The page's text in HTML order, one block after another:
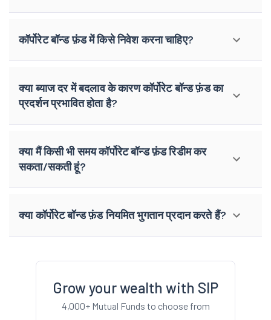
कॉर्पोरेट बॉन्ड फ़ंड में किसे निवेश करना चाहिए?
क्या ब्याज दर में बदलाव के कारण कॉर्पोरेट बॉन्ड फ़ंड का
प्रदर्शन प्रभावित होता है?
क्या मैं किसी भी समय कॉर्पोरेट बॉन्ड फ़ंड रिडीम कर
सकता/सकती हूं?
क्या कॉर्पोरेट बॉन्ड फ़ंड नियमित भुगतान प्रदान करते हैं?
Grow your wealth with SIP
4,000+ Mutual Funds to choose from